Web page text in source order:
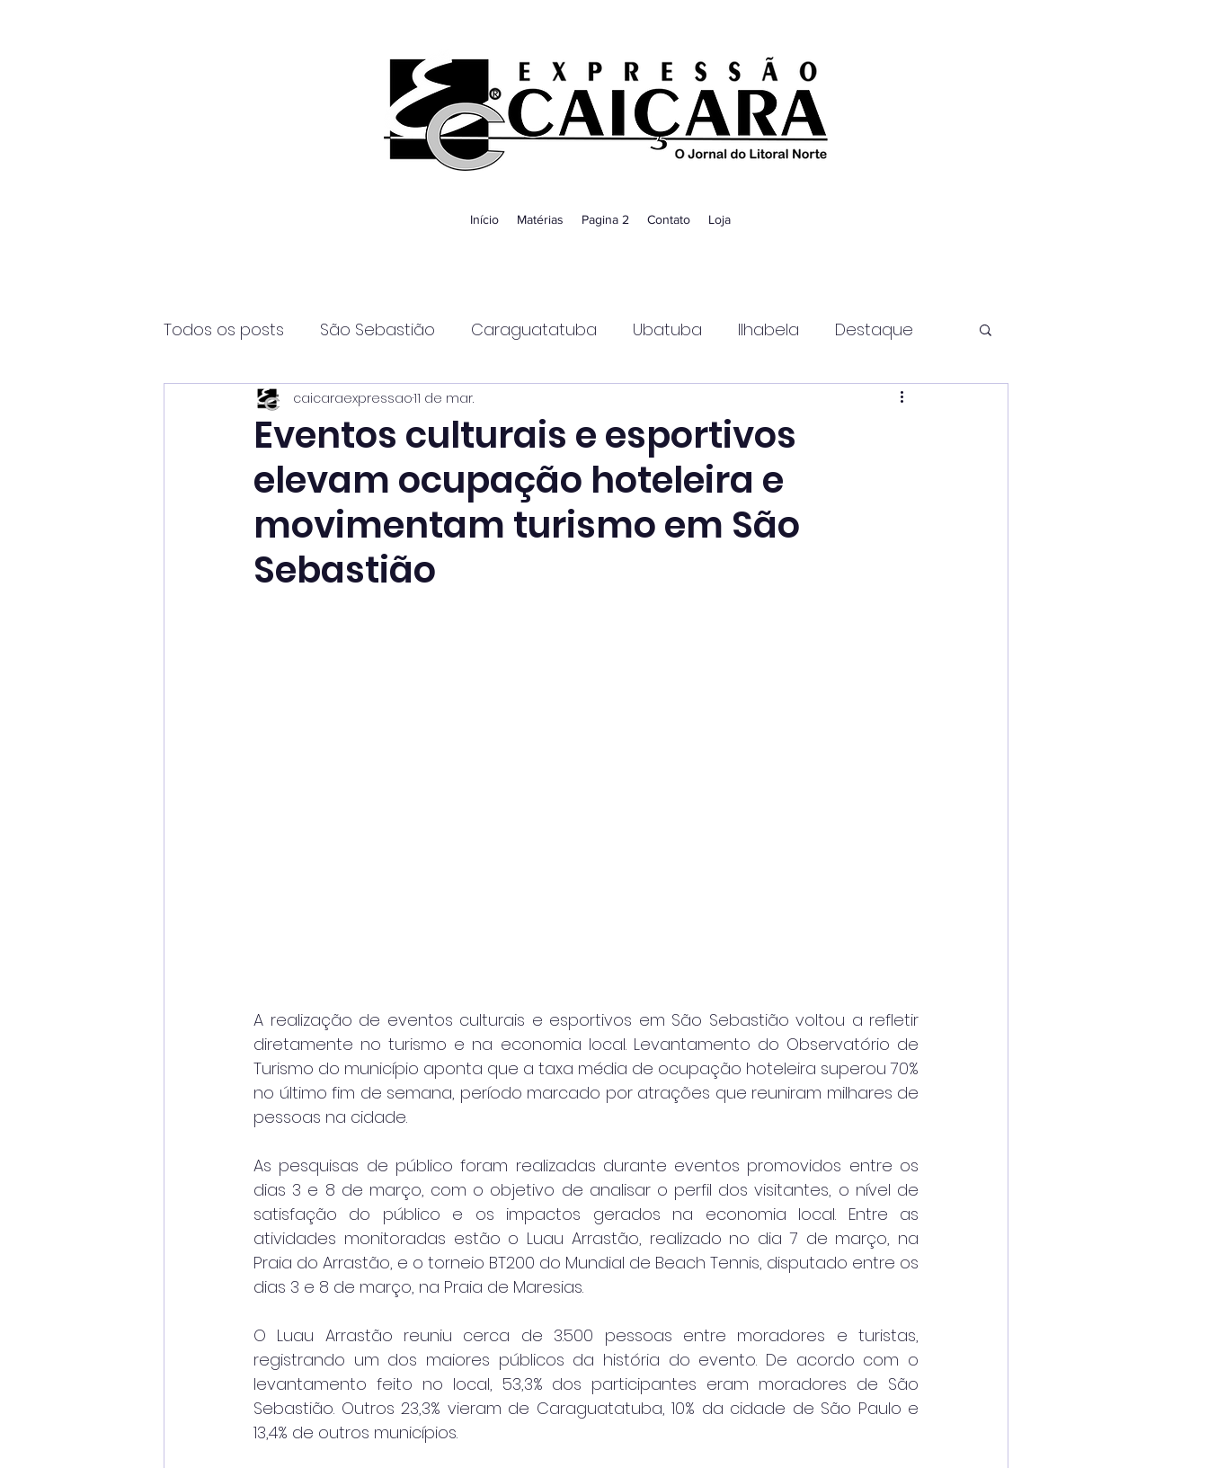
Início Matérias Pagina 2 Contato Loja
Todos os posts São Sebastião Caraguatatuba Ubatuba Ilhabela Destaque
Página2 Itanhaém Guaratinguetá
Eventos culturais e esportivos
elevam ocupação hoteleira e
movimentam turismo em São
Sebastião
caicaraexpressao11 de mar.
A realização de eventos culturais e esportivos em São Sebastião voltou a refletir
diretamente no turismo e na economia local. Levantamento do Observatório de
Turismo do município aponta que a taxa média de ocupação hoteleira superou 70%
no último fim de semana, período marcado por atrações que reuniram milhares de
pessoas na cidade.
As pesquisas de público foram realizadas durante eventos promovidos entre os
dias 3 e 8 de março, com o objetivo de analisar o perfil dos visitantes, o nível de
satisfação do público e os impactos gerados na economia local. Entre as
atividades monitoradas estão o Luau Arrastão, realizado no dia 7 de março, na
Praia do Arrastão, e o torneio BT200 do Mundial de Beach Tennis, disputado entre os
dias 3 e 8 de março, na Praia de Maresias.
O Luau Arrastão reuniu cerca de 3.500 pessoas entre moradores e turistas,
registrando um dos maiores públicos da história do evento. De acordo com o
levantamento feito no local, 53,3% dos participantes eram moradores de São
Sebastião. Outros 23,3% vieram de Caraguatatuba, 10% da cidade de São Paulo e
13,4% de outros municípios.